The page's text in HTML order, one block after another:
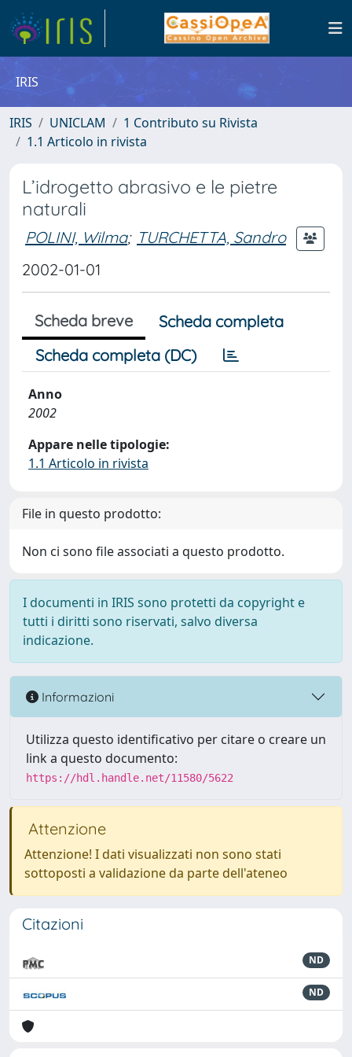
IRIS
IRIS UNICLAM
1 Contributo su Rivista
1.1 Articolo in rivista
L’idrogetto abrasivo e le pietre
naturali
POLINI, Wilma; TURCHETTA, Sandro
2002-01-01
Scheda breve
Scheda completa
Scheda completa (DC)
Anno
2002
Appare nelle tipologie:
1.1 Articolo in rivista
File in questo prodotto:
Non ci sono file associati a questo prodotto.
I documenti in IRIS sono protetti da copyright e
tutti i diritti sono riservati, salvo diversa
indicazione.
Informazioni
Utilizza questo identificativo per citare o creare un
link a questo documento:
https://hdl.handle.net/11580/5622
Attenzione
Attenzione! I dati visualizzati non sono stati
sottoposti a validazione da parte dell'ateneo
Citazioni
ND
ND